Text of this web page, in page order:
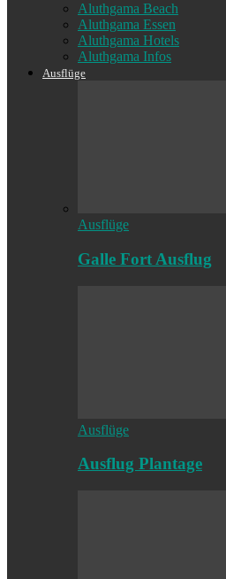
Aluthgama Beach
Aluthgama Essen
Aluthgama Hotels
Aluthgama Infos
Ausflüge
Ausflüge
Galle Fort Ausflug
Ausflüge
Ausflug Plantage